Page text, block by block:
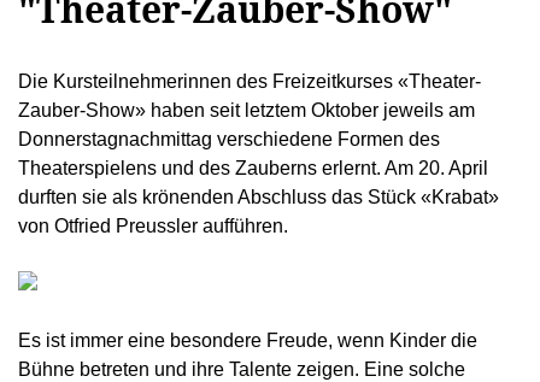
Die Kursteilnehmerinnen des Freizeitkurses «Theater-
Zauber-Show» haben seit letztem Oktober jeweils am
Donnerstagnachmittag verschiedene Formen des
Theaterspielens und des Zauberns erlernt. Am 20. April
durften sie als krönenden Abschluss das Stück «Krabat»
von Otfried Preussler aufführen.
Es ist immer eine besondere Freude, wenn Kinder die
Bühne betreten und ihre Talente zeigen. Eine solche